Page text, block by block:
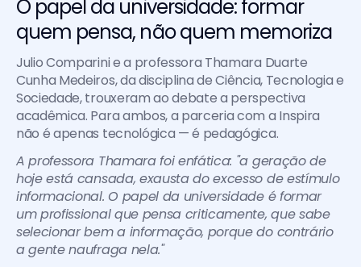
O papel da universidade: formar
quem pensa, não quem memoriza
Julio Comparini e a professora Thamara Duarte
Cunha Medeiros, da disciplina de Ciência, Tecnologia e
Sociedade, trouxeram ao debate a perspectiva
acadêmica. Para ambos, a parceria com a Inspira
não é apenas tecnológica — é pedagógica.
A professora Thamara foi enfática: "a geração de
hoje está cansada, exausta do excesso de estímulo
informacional. O papel da universidade é formar
um profissional que pensa criticamente, que sabe
selecionar bem a informação, porque do contrário
a gente naufraga nela."